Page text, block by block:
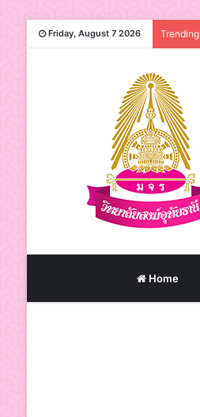
Friday, August 7 2026 Trending
Home